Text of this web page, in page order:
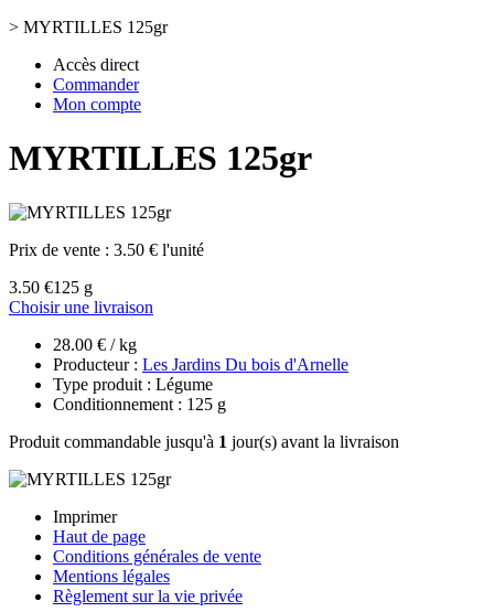
> MYRTILLES 125gr
Accès direct
Commander
Mon compte
MYRTILLES 125gr
Prix de vente : 3.50 € l'unité
3.50 €125 g
Choisir une livraison
28.00 € / kg
Producteur : Les Jardins Du bois d'Arnelle
Type produit : Légume
Conditionnement : 125 g
Produit commandable jusqu'à 1 jour(s) avant la livraison
Imprimer
Haut de page
Conditions générales de vente
Mentions légales
Règlement sur la vie privée